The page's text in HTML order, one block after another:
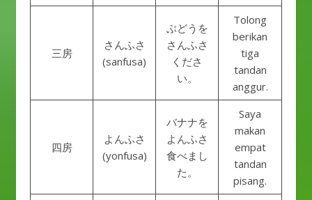
三房
さんふさ
(sanfusa)
ぶどうを
さんふさ
くださ
い。
Tolong
berikan
tiga
tandan
anggur.
四房
よんふさ
(yonfusa)
バナナを
よんふさ
食べまし
た。
Saya
makan
empat
tandan
pisang.